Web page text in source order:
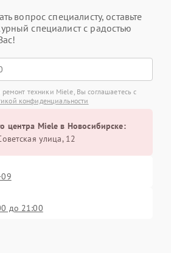
вопрос специалисту, оставьте
специалист с радостью
техники Miele, Вы соглашаетесь с
конфиденциальности
центра Miele в Новосибирске:
улица, 12
до 21:00